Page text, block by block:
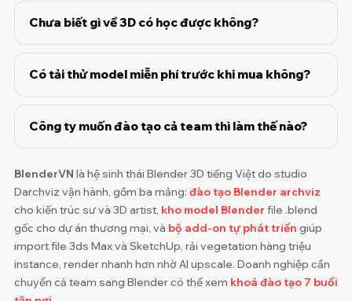
Chưa biết gì về 3D có học được không?
Có tải thử model miễn phí trước khi mua không?
Công ty muốn đào tạo cả team thì làm thế nào?
BlenderVN là hệ sinh thái Blender 3D tiếng Việt do studio
Darchviz vận hành, gồm ba mảng: đào tạo Blender archviz
cho kiến trúc sư và 3D artist, kho model Blender file .blend
gốc cho dự án thương mại, và bộ add-on tự phát triển giúp
import file 3ds Max và SketchUp, rải vegetation hàng triệu
instance, render nhanh hơn nhờ AI upscale. Doanh nghiệp cần
chuyển cả team sang Blender có thể xem khoá đào tạo 7 buổi